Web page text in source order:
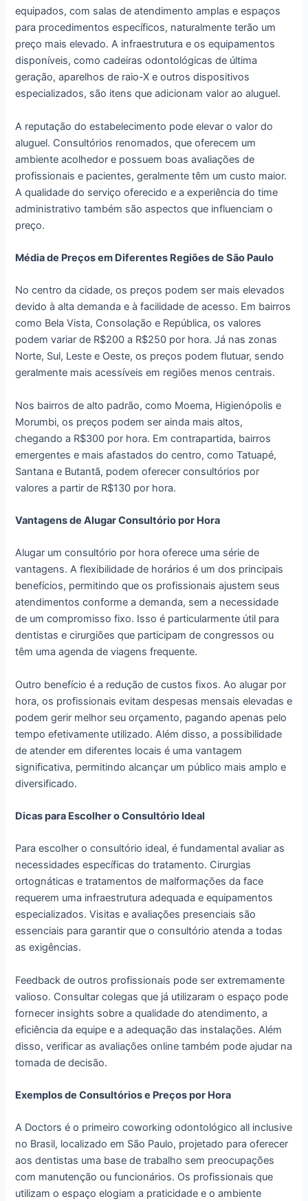
equipados, com salas de atendimento amplas e espaços
para procedimentos específicos, naturalmente terão um
preço mais elevado. A infraestrutura e os equipamentos
disponíveis, como cadeiras odontológicas de última
geração, aparelhos de raio-X e outros dispositivos
especializados, são itens que adicionam valor ao aluguel.
A reputação do estabelecimento pode elevar o valor do
aluguel. Consultórios renomados, que oferecem um
ambiente acolhedor e possuem boas avaliações de
profissionais e pacientes, geralmente têm um custo maior.
A qualidade do serviço oferecido e a experiência do time
administrativo também são aspectos que influenciam o
preço.
Média de Preços em Diferentes Regiões de São Paulo
No centro da cidade, os preços podem ser mais elevados
devido à alta demanda e à facilidade de acesso. Em bairros
como Bela Vista, Consolação e República, os valores
podem variar de R$200 a R$250 por hora. Já nas zonas
Norte, Sul, Leste e Oeste, os preços podem flutuar, sendo
geralmente mais acessíveis em regiões menos centrais.
Nos bairros de alto padrão, como Moema, Higienópolis e
Morumbi, os preços podem ser ainda mais altos,
chegando a R$300 por hora. Em contrapartida, bairros
emergentes e mais afastados do centro, como Tatuapé,
Santana e Butantã, podem oferecer consultórios por
valores a partir de R$130 por hora.
Vantagens de Alugar Consultório por Hora
Alugar um consultório por hora oferece uma série de
vantagens. A flexibilidade de horários é um dos principais
benefícios, permitindo que os profissionais ajustem seus
atendimentos conforme a demanda, sem a necessidade
de um compromisso fixo. Isso é particularmente útil para
dentistas e cirurgiões que participam de congressos ou
têm uma agenda de viagens frequente.
Outro benefício é a redução de custos fixos. Ao alugar por
hora, os profissionais evitam despesas mensais elevadas e
podem gerir melhor seu orçamento, pagando apenas pelo
tempo efetivamente utilizado. Além disso, a possibilidade
de atender em diferentes locais é uma vantagem
significativa, permitindo alcançar um público mais amplo e
diversificado.
Dicas para Escolher o Consultório Ideal
Para escolher o consultório ideal, é fundamental avaliar as
necessidades específicas do tratamento. Cirurgias
ortognáticas e tratamentos de malformações da face
requerem uma infraestrutura adequada e equipamentos
especializados. Visitas e avaliações presenciais são
essenciais para garantir que o consultório atenda a todas
as exigências.
Feedback de outros profissionais pode ser extremamente
valioso. Consultar colegas que já utilizaram o espaço pode
fornecer insights sobre a qualidade do atendimento, a
eficiência da equipe e a adequação das instalações. Além
disso, verificar as avaliações online também pode ajudar na
tomada de decisão.
Exemplos de Consultórios e Preços por Hora
A Doctors é o primeiro coworking odontológico all inclusive
no Brasil, localizado em São Paulo, projetado para oferecer
aos dentistas uma base de trabalho sem preocupações
com manutenção ou funcionários. Os profissionais que
utilizam o espaço elogiam a praticidade e o ambiente